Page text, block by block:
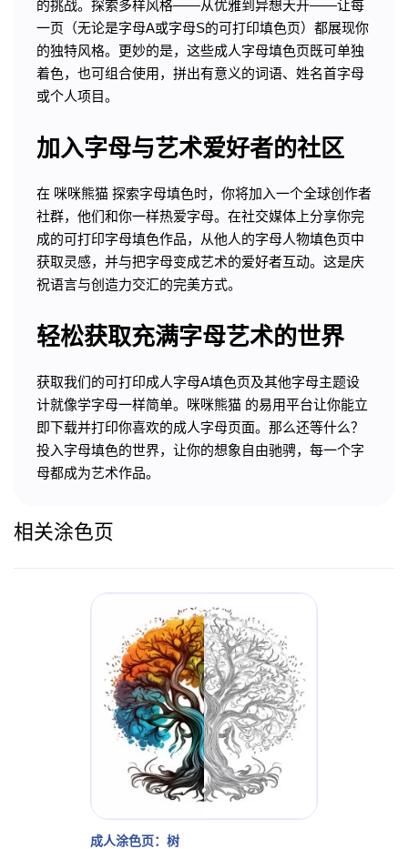
的挑战。探索多样风格——从优雅到异想天开——让每
一页（无论是字母A或字母S的可打印填色页）都展现你
的独特风格。更妙的是，这些成人字母填色页既可单独
着色，也可组合使用，拼出有意义的词语、姓名首字母
或个人项目。
加入字母与艺术爱好者的社区
在 咪咪熊猫 探索字母填色时，你将加入一个全球创作者
社群，他们和你一样热爱字母。在社交媒体上分享你完
成的可打印字母填色作品，从他人的字母人物填色页中
获取灵感，并与把字母变成艺术的爱好者互动。这是庆
祝语言与创造力交汇的完美方式。
轻松获取充满字母艺术的世界
获取我们的可打印成人字母A填色页及其他字母主题设
计就像学字母一样简单。咪咪熊猫 的易用平台让你能立
即下载并打印你喜欢的成人字母页面。那么还等什么？
投入字母填色的世界，让你的想象自由驰骋，每一个字
母都成为艺术作品。
相关涂色页
成人涂色页：树